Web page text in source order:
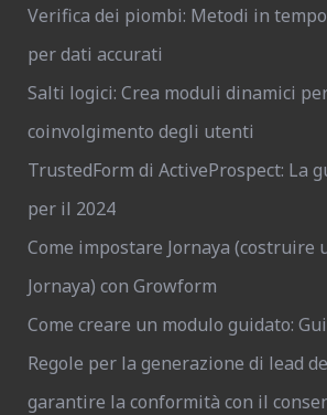
Verifica dei piombi: Metodi in
per dati accurati
Salti logici: Crea moduli dinamici
coinvolgimento degli utenti
TrustedForm di ActiveProspect: La
per il 2024
Come impostare Jornaya (costruire
Jornaya) con Growform
Come creare un modulo guidato:
Regole per la generazione di lead
garantire la conformità con il